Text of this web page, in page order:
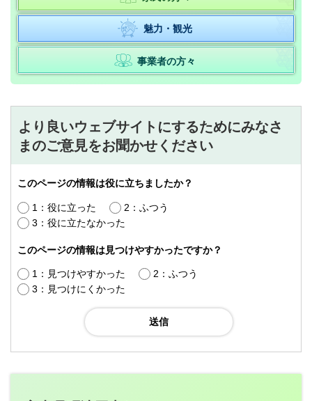
魅力・観光
事業者の方々
より良いウェブサイトにするためにみなさ
まのご意見をお聞かせください
このページの情報は役に立ちましたか？
1：役に立った
2：ふつう
3：役に立たなかった
このページの情報は見つけやすかったですか？
1：見つけやすかった
2：ふつう
3：見つけにくかった